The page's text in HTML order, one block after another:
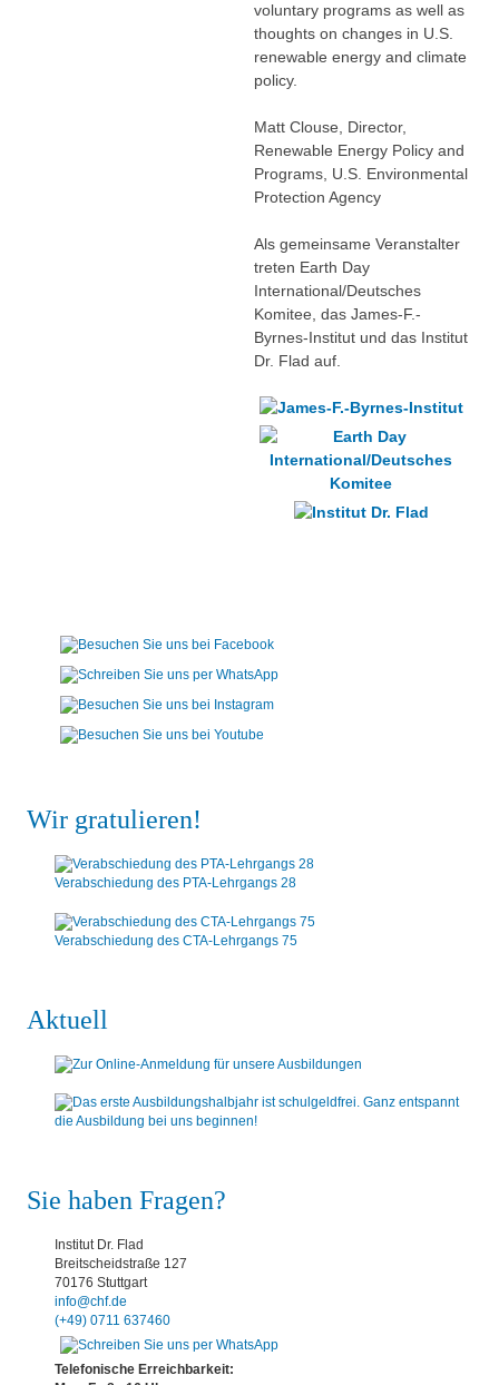
voluntary programs as well as
thoughts on changes in U.S.
renewable energy and climate
policy.
Matt Clouse, Director,
Renewable Energy Policy and
Programs, U.S. Environmental
Protection Agency
Als gemeinsame Veranstalter
treten Earth Day
International/Deutsches
Komitee, das James-F.-
Byrnes-Institut und das Institut
Dr. Flad auf.
Wir gratulieren!
Verabschiedung des PTA-Lehrgangs 28
Verabschiedung des CTA-Lehrgangs 75
Aktuell
Sie haben Fragen?
Institut Dr. Flad
Breitscheidstraße 127
70176 Stuttgart
info@chf.de
(+49) 0711 637460
Telefonische Erreichbarkeit: